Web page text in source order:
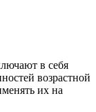
в себя
возрастной
их на